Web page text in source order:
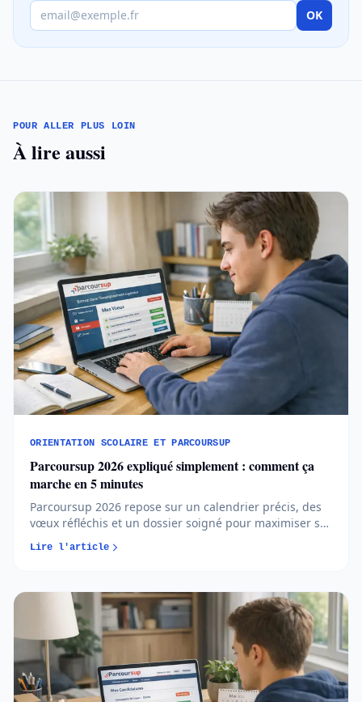
OK
POUR ALLER PLUS LOIN
À lire aussi
ORIENTATION SCOLAIRE ET PARCOURSUP
Parcoursup 2026 expliqué simplement : comment ça
marche en 5 minutes
Parcoursup 2026 repose sur un calendrier précis, des
vœux réfléchis et un dossier soigné pour maximiser ses
anticiper chaque étape permet d’aborder l’orientation
Lire l'article